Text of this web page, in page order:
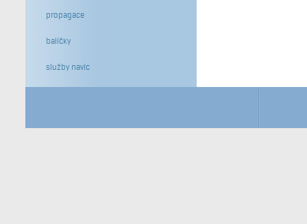
propagace
balíčky
služby navíc